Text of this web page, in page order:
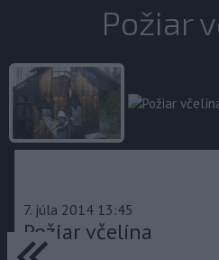
Požiar
7. júla 2014 13:45
Požiar včelína